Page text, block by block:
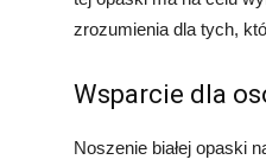
zrozumienia dla tych,
Wsparcie dla
Noszenie białej opaski